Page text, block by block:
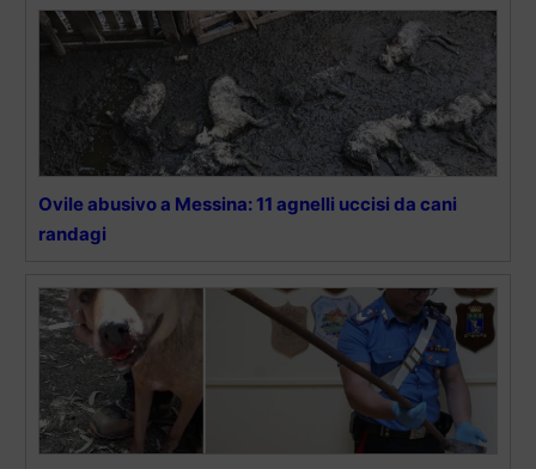
Ovile abusivo a Messina: 11 agnelli uccisi da cani
randagi